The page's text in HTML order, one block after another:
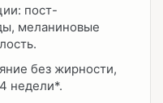
пост-
меланиновые
без жирности,
недели*.